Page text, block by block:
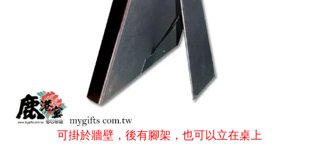
可掛於牆壁，後有腳架，也可以立在桌上